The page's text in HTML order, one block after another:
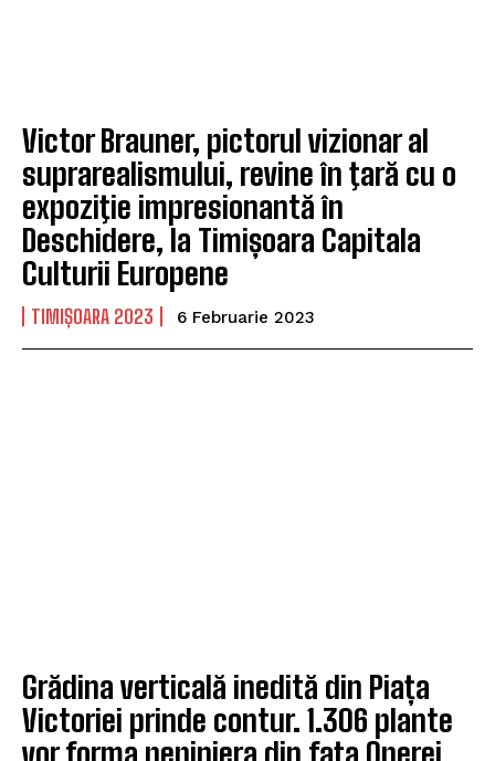
Victor Brauner, pictorul vizionar al
suprarealismului, revine în ţară cu o
expoziţie impresionantă în
Deschidere, la Timișoara Capitala
Culturii Europene
TIMIȘOARA 2023 6 Februarie 2023
Grădina verticală inedită din Piața
Victoriei prinde contur. 1.306 plante
vor forma pepiniera din fața Operei